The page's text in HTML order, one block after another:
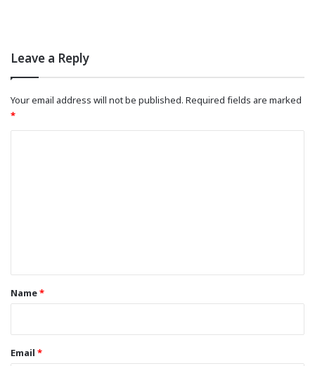
Leave a Reply
Your email address will not be published. Required fields are marked
*
*Name*
Email *